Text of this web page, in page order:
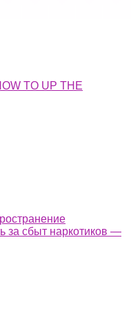
TO UP THE
за сбыт наркотиков —